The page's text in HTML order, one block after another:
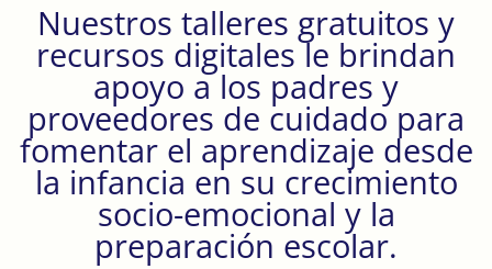
Nuestros talleres gratuitos y
recursos digitales le brindan
apoyo a los padres y
proveedores de cuidado para
fomentar el aprendizaje desde
la infancia en su crecimiento
socio-emocional y la
preparación escolar.